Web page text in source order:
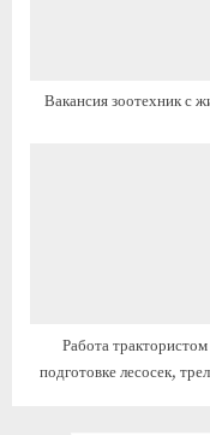
Вакансия зоотехник с
Работа
подготовке лесосек,